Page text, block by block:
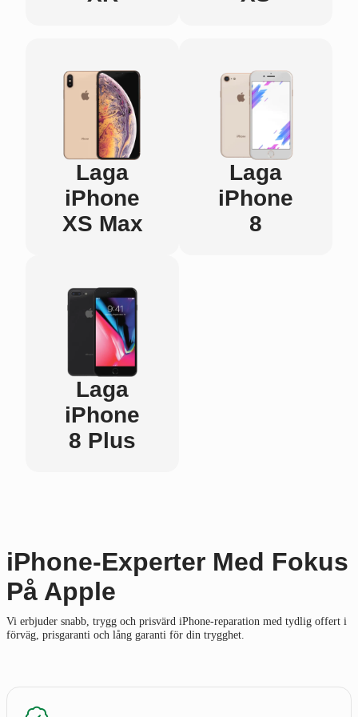
Laga
iPhone
XS Max
Laga
iPhone
8
Laga
iPhone
8 Plus
iPhone-Experter Med Fokus
På Apple
Vi erbjuder snabb, trygg och prisvärd iPhone-reparation med tydlig offert i
förväg, prisgaranti och lång garanti för din trygghet.